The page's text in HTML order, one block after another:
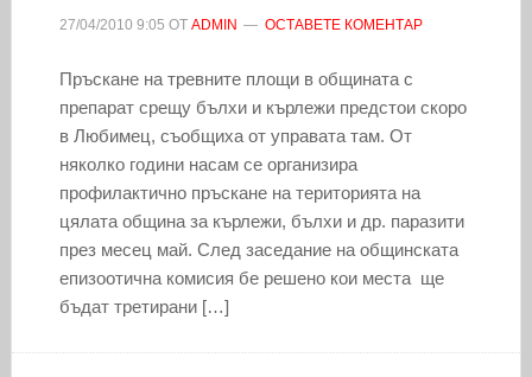
27/04/2010 9:05 ОТ ADMIN ОСТАВЕТЕ КОМЕНТАР
Пръскане на тревните площи в общината с
препарат срещу бълхи и кърлежи предстои скоро
в Любимец, съобщиха от управата там. От
няколко години насам се организира
профилактично пръскане на територията на
цялата община за кърлежи, бълхи и др. паразити
през месец май. След заседание на общинската
епизоотична комисия бе решено кои места ще
бъдат третирани […]